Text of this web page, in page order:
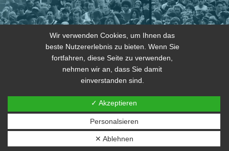
© 2026 copyright by THE JOKERS 2024
Wir verwenden Cookies, um Ihnen das
beste Nutzererlebnis zu bieten. Wenn Sie
fortfahren, diese Seite zu verwenden,
nehmen wir an, dass Sie damit
einverstanden sind.
✓ Akzeptieren
Personalsieren
✕ Ablehnen